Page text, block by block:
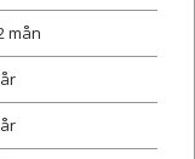
mån